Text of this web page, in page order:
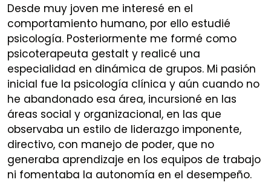
Desde muy joven me interesé en el
comportamiento humano, por ello estudié
psicología. Posteriormente me formé como
psicoterapeuta gestalt y realicé una
especialidad en dinámica de grupos. Mi pasión
inicial fue la psicología clínica y aún cuando no
he abandonado esa área, incursioné en las
áreas social y organizacional, en las que
observaba un estilo de liderazgo imponente,
directivo, con manejo de poder, que no
generaba aprendizaje en los equipos de trabajo
ni fomentaba la autonomía en el desempeño.